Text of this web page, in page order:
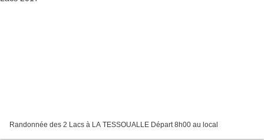
Randonnée des 2 Lacs à LA TESSOUALLE Départ 8h00 au local